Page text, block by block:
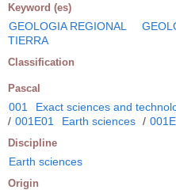
Keyword (es)
GEOLOGIA REGIONAL
TIERRA
Classification
Pascal
001 Exact sciences and
/ 001E01 Earth sciences /
Discipline
Earth sciences
Origin